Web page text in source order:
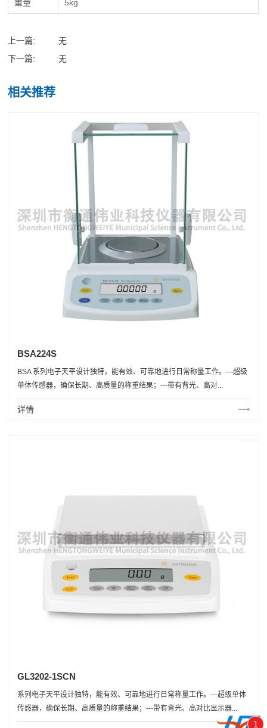
重量 5kg
上一篇:
无
下一篇:
无
相关推荐
BSA224S
BSA 系列电子天平设计独特，能有效、可靠地进行日常称量工作。---超级
单体传感器，确保长期、高质量的称重结果；---带有背光、高对...
详情
GL3202-1SCN
系列电子天平设计独特，能有效、可靠地进行日常称量工作。---超级单体
传感器，确保长期、高质量的称重结果；---带有背光、高对比显示器...
1